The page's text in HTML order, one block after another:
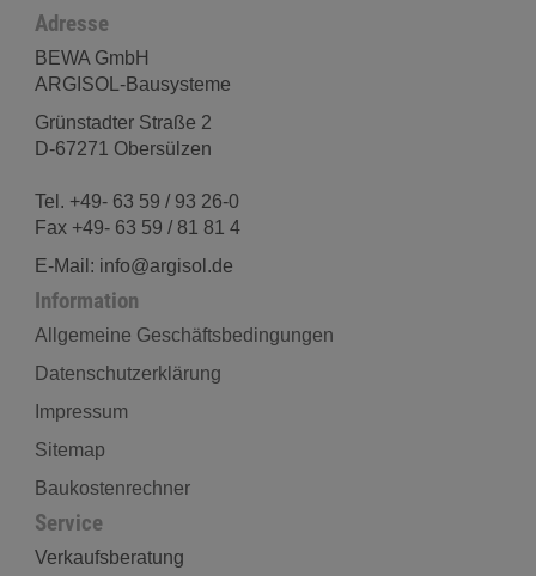
Adresse
BEWA GmbH
ARGISOL-Bausysteme
Grünstadter Straße 2
D-67271 Obersülzen
Tel. +49- 63 59 / 93 26-0
Fax +49- 63 59 / 81 81 4
E-Mail: info@argisol.de
Information
Allgemeine Geschäftsbedingungen
Datenschutzerklärung
Impressum
Sitemap
Baukostenrechner
Service
Verkaufsberatung